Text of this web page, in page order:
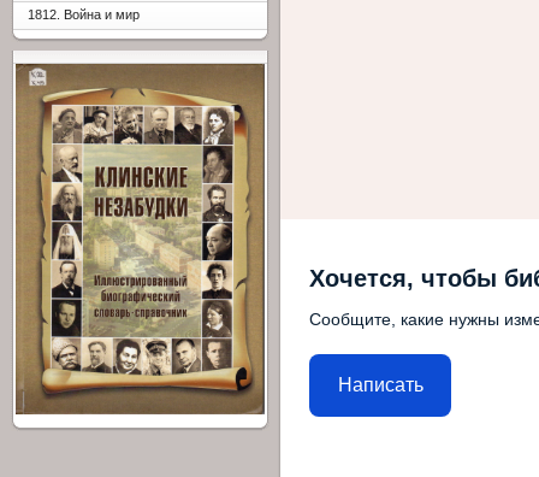
Хочется, чтобы
Сообщите, какие нужны
Написать
1812. Война и мир